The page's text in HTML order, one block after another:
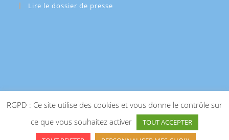
Lire le dossier de presse
RGPD : Ce site utilise des cookies et vous donne le contrôle sur
ce que vous souhaitez activer
TOUT ACCEPTER